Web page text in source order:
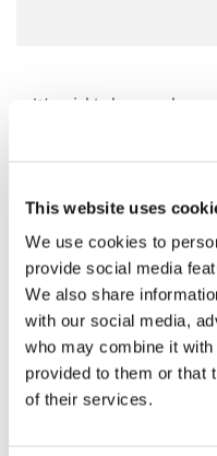
This website uses
We use cookies to
provide social media
We also share
with our social media,
who may combine it with
provided to them or that
of their services.
Wer nicht oben war, kann
eine Führung in die
Modellen von
jüdischen Grabsteinen.
Besuchenden ein
und Umgebung. Bei
sehen.
Treffpunkt am Lego
Dauer ca. 90 Minuten